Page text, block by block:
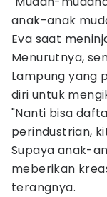
anak-anak
Eva saat
Menurutnya,
Lampung yang
diri untuk
"Nanti bisa
perindustrian,
Supaya anak-
meberikan
terangnya.